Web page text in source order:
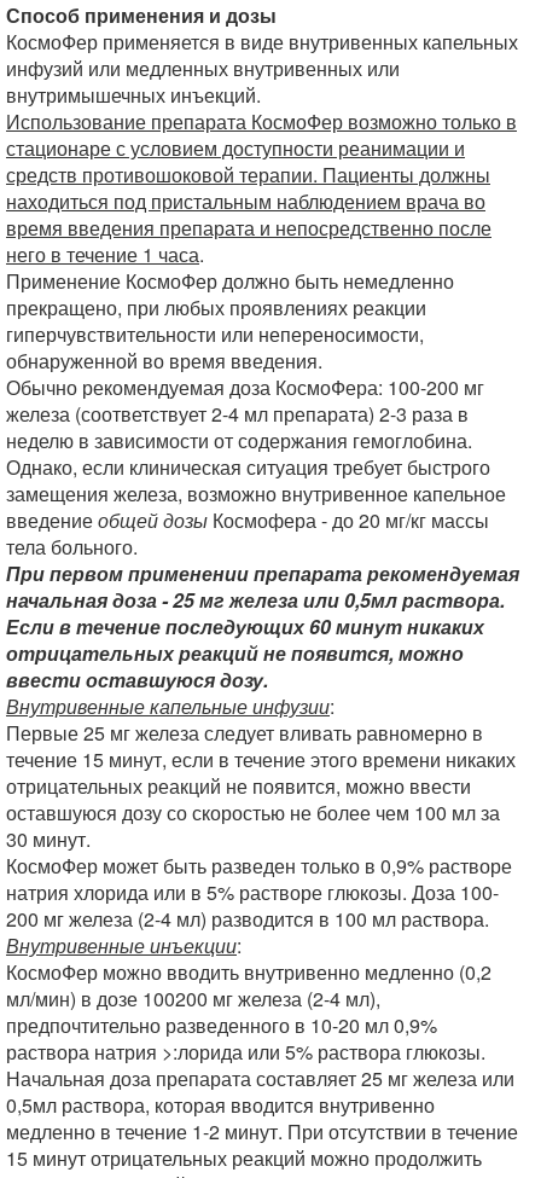
Способ применения и дозы
КосмоФер применяется в виде внутривенных капельных
инфузий или медленных внутривенных или
внутримышечных инъекций.
Использование препарата КосмоФер возможно только в
стационаре с условием доступности реанимации и
средств противошоковой терапии. Пациенты должны
находиться под пристальным наблюдением врача во
время введения препарата и непосредственно после
него в течение 1 часа.
Применение КосмоФер должно быть немедленно
прекращено, при любых проявлениях реакции
гиперчувствительности или непереносимости,
обнаруженной во время введения.
Обычно рекомендуемая доза КосмоФера: 100-200 мг
железа (соответствует 2-4 мл препарата) 2-3 раза в
неделю в зависимости от содержания гемоглобина.
Однако, если клиническая ситуация требует быстрого
замещения железа, возможно внутривенное капельное
введениеобщей дозы Космофера - до 20 мг/кг массы
тела больного.
При первом применении препарата рекомендуемая
начальная доза - 25 мг железа или 0,5мл раствора.
Если в течение последующих 60 минут никаких
отрицательных реакций не появится, можно
ввести оставшуюся дозу.
Внутривенные капельные инфузии:
Первые 25 мг железа следует вливать равномерно в
течение 15 минут, если в течение этого времени никаких
отрицательных реакций не появится, можно ввести
оставшуюся дозу со скоростью не более чем 100 мл за
30 минут.
КосмоФер может быть разведен только в 0,9% растворе
натрия хлорида или в 5% растворе глюкозы. Доза 100-
200 мг железа (2-4 мл) разводится в 100 мл раствора.
Внутривенные инъекции:
КосмоФер можно вводить внутривенно медленно (0,2
мл/мин) в дозе 100200 мг железа (2-4 мл),
предпочтительно разведенного в 10-20 мл 0,9%
раствора натрия >:лорида или 5% раствора глюкозы.
Начальная доза препарата составляет 25 мг железа или
0,5мл раствора, которая вводится внутривенно
медленно в течение 1-2 минут. При отсутствии в течение
15 минут отрицательных реакций можно продолжить